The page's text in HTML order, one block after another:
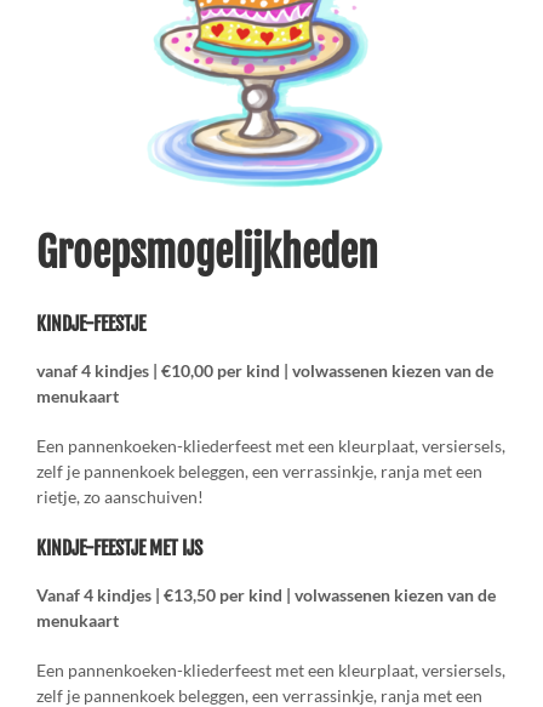
Groepsmogelijkheden
KINDJE-FEESTJE
vanaf 4 kindjes | €10,00 per kind | volwassenen kiezen van de
menukaart
Een pannenkoeken-kliederfeest met een kleurplaat, versiersels,
zelf je pannenkoek beleggen, een verrassinkje, ranja met een
rietje, zo aanschuiven!
KINDJE-FEESTJE MET IJS
Vanaf 4 kindjes | €13,50 per kind | volwassenen kiezen van de
menukaart
Een pannenkoeken-kliederfeest met een kleurplaat, versiersels,
zelf je pannenkoek beleggen, een verrassinkje, ranja met een